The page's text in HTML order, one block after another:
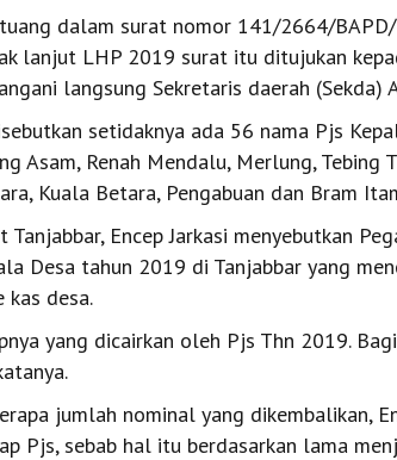
dalam surat nomor 141/2664/
lanjut LHP 2019 surat itu ditujukan
langsung Sekretaris daerah (Sekda)
setidaknya ada 56 nama Pjs
Asam, Renah Mendalu, Merlung, Tebing
Kuala Betara, Pengabuan dan Bram
Tanjabbar, Encep Jarkasi menyebutkan
Desa tahun 2019 di Tanjabbar yang
kas desa.
yang dicairkan oleh Pjs Thn 2019.
jumlah nominal yang dikembalikan,
Pjs, sebab hal itu berdasarkan lama